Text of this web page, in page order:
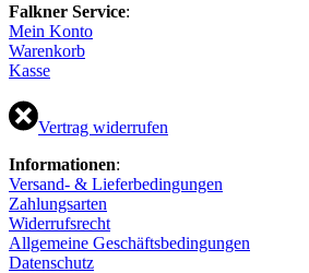
Falkner Service:
Mein Konto
Warenkorb
Kasse
Vertrag widerrufen
Informationen:
Versand- & Lieferbedingungen
Zahlungsarten
Widerrufsrecht
Allgemeine Geschäftsbedingungen
Datenschutz